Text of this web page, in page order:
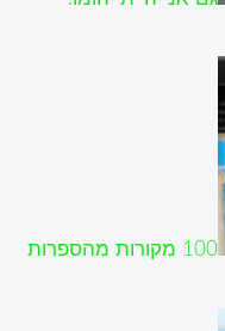
100 מקורות מהספרות